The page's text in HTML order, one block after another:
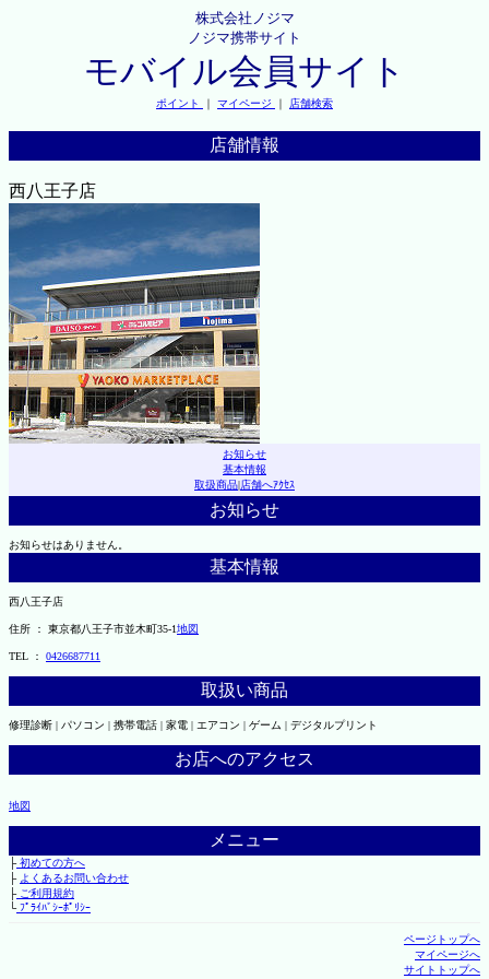
株式会社ノジマ
ノジマ携帯サイト
モバイル会員サイト
ポイント ｜ マイページ ｜ 店舗検索
店舗情報
西八王子店
お知らせ
基本情報
取扱商品|店舗へｱｸｾｽ
お知らせ
お知らせはありません。
基本情報
西八王子店
住所 ： 東京都八王子市並木町35-1地図
TEL ： 0426687711
取扱い商品
修理診断 | パソコン | 携帯電話 | 家電 | エアコン | ゲーム | デジタルプリント
お店へのアクセス
地図
メニュー
├初めての方へ
├ よくあるお問い合わせ
├ご利用規約
└ﾌﾟﾗｲﾊﾞｼｰﾎﾟﾘｼｰ
ページトップへ
マイページへ
サイトトップへ